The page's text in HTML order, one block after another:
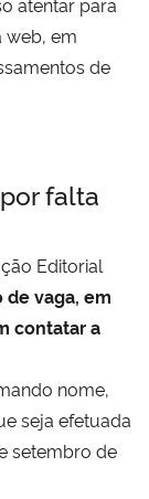
web, em
de
falta
Editorial
vaga, em
contatar a
nome,
seja efetuada
setembro de